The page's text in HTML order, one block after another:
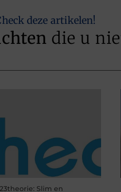
deze artikelen!
die u
Slim en